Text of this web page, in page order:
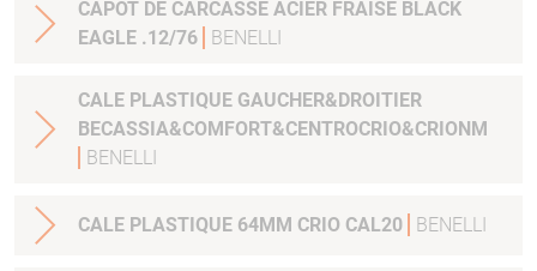
CAPOT DE CARCASSE ACIER FRAISE BLACK
EAGLE .12/76
BENELLI
CALE PLASTIQUE GAUCHER&DROITIER
BECASSIA&COMFORT&CENTROCRIO&CRIONM
BENELLI
CALE PLASTIQUE 64MM CRIO CAL20 BENELLI